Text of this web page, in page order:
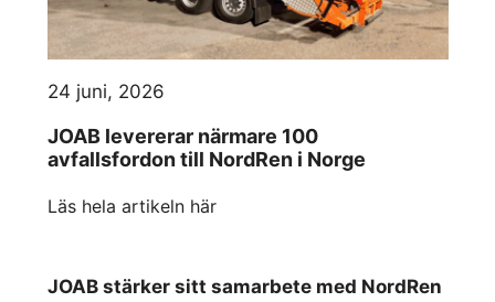
24 juni, 2026
JOAB levererar närmare 100
avfallsfordon till NordRen i Norge
Läs hela artikeln här
JOAB stärker sitt samarbete med NordRen